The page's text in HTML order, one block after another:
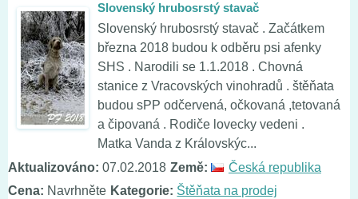
Slovenský hrubosrstý stavač
Slovenský hrubosrstý stavač . Začátkem
března 2018 budou k odběru psi afenky
SHS . Narodili se 1.1.2018 . Chovná
stanice z Vracovských vinohradů . štěňata
budou sPP odčervená, očkovaná ,tetovaná
a čipovaná . Rodiče lovecky vedeni .
Matka Vanda z Královskýc...
Aktualizováno: 07.02.2018 Země:
Česká republika
Cena: Navrhněte Kategorie: Štěňata na prodej